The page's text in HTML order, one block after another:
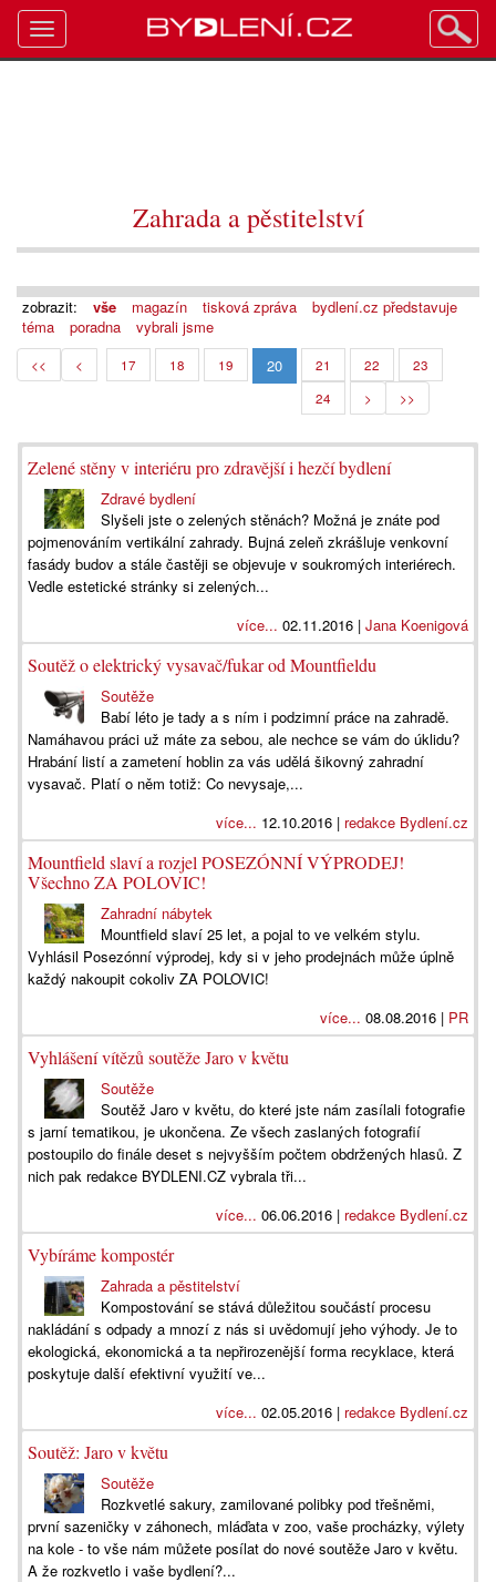
Zahrada a pěstitelství
zobrazit: vše magazín tisková zpráva
bydlení.cz představuje
téma
poradna vybrali jsme
<< < 17 18 19 20 21 22
23
24
> >>
Zelené stěny v interiéru pro zdravější i hezčí bydlení
Zdravé bydlení
Slyšeli jste o zelených stěnách? Možná je znáte pod
pojmenováním vertikální zahrady. Bujná zeleň zkrášluje venkovní
fasády budov a stále častěji se objevuje v soukromých interiérech.
Vedle estetické stránky si zelených...
více... 02.11.2016 | Jana Koenigová
Soutěž o elektrický vysavač/fukar od Mountfieldu
Soutěže
Babí léto je tady a s ním i podzimní práce na zahradě.
Namáhavou práci už máte za sebou, ale nechce se vám do úklidu?
Hrabání listí a zametení hoblin za vás udělá šikovný zahradní
vysavač. Platí o něm totiž: Co nevysaje,...
více... 12.10.2016 | redakce Bydlení.cz
Mountfield slaví a rozjel POSEZÓNNÍ VÝPRODEJ!
Všechno ZA POLOVIC!
Zahradní nábytek
Mountfield slaví 25 let, a pojal to ve velkém stylu.
Vyhlásil Posezónní výprodej, kdy si v jeho prodejnách může úplně
každý nakoupit cokoliv ZA POLOVIC!
více... 08.08.2016 | PR
Vyhlášení vítězů soutěže Jaro v květu
Soutěže
Soutěž Jaro v květu, do které jste nám zasílali fotografie
s jarní tematikou, je ukončena. Ze všech zaslaných fotografií
postoupilo do finále deset s nejvyšším počtem obdržených hlasů. Z
nich pak redakce BYDLENI.CZ vybrala tři...
více... 06.06.2016 | redakce Bydlení.cz
Vybíráme kompostér
Zahrada a pěstitelství
Kompostování se stává důležitou součástí procesu
nakládání s odpady a mnozí z nás si uvědomují jeho výhody. Je to
ekologická, ekonomická a ta nepřirozenější forma recyklace, která
poskytuje další efektivní využití ve...
více... 02.05.2016 | redakce Bydlení.cz
Soutěž: Jaro v květu
Soutěže
Rozkvetlé sakury, zamilované polibky pod třešněmi,
první sazeničky v záhonech, mláďata v zoo, vaše procházky, výlety
na kole - to vše nám můžete posílat do nové soutěže Jaro v květu.
A že rozkvetlo i vaše bydlení?...
Toggle
navigation